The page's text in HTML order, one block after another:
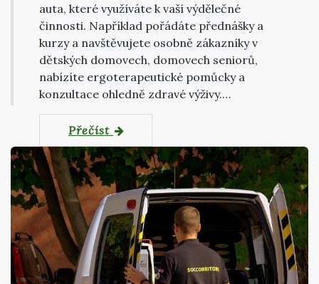
auta, které využíváte k vaší výdělečné
činnosti. Například pořádáte přednášky a
kurzy a navštěvujete osobně zákazníky v
dětských domovech, domovech seniorů,
nabízíte ergoterapeutické pomůcky a
konzultace ohledně zdravé výživy.…
Přečíst